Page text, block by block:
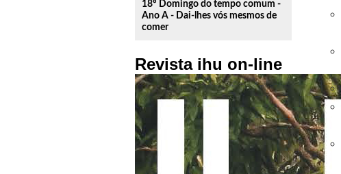
18º Domingo do tempo comum -
Ano A - Dai-lhes vós mesmos de
comer
Revista ihu on-line